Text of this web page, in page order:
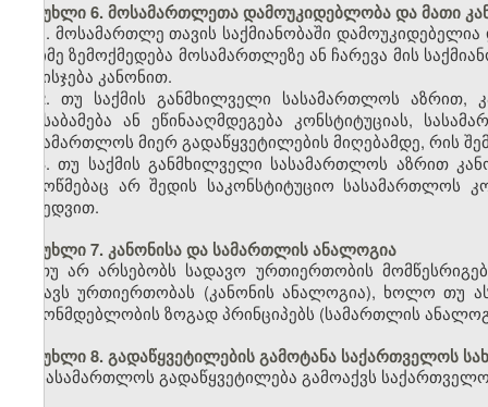
მუხლი 6. მოსამართლეთა დამოუკიდებლობა და მათი
1. მოსამართლე თავის საქმიანობაში
რაიმე ზემოქმედება მოსამართლეზე ან ჩარევა მის
და ისჯება კანონით.
2. თუ საქმის განმხილველი სასამართლოს აზრით,
შეესაბამება ან ეწინააღმდეგება კონსტიტუციას,
სასამართლოს მიერ გადაწყვეტილების მიღებამდე, რის
3. თუ საქმის განმხილველი სასამართლოს აზრით
შემოწმებაც არ შედის საკონსტიტუციო სასამართლოს
მიხედვით.
მუხლი 7. კანონისა და სამართლის ანალოგია
თუ არ არსებობს სადავო ურთიერთობის
მსგავს ურთიერთობას (კანონის ანალოგია), ხოლო თუ
კანონმდებლობის ზოგად პრინციპებს (სამართლის
მუხლი 8. გადაწყვეტილების გამოტანა საქართველოს
სასამართლოს გადაწყვეტილება გამოაქვს